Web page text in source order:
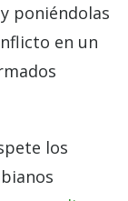
poniéndolas
en un
los